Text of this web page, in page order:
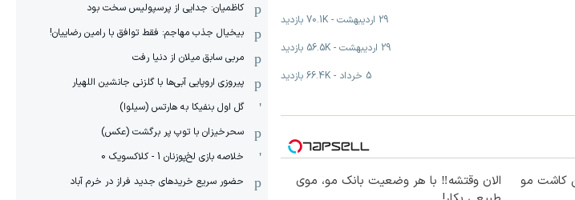
29 اردیبهشت -
70.1K بازدید
29 اردیبهشت -
56.5K بازدید
5 خرداد -
66.4K بازدید
کاشت مو
الان وقتشه‼️ با هر وضعیت بانک مو، موی
کاظمیان: جدایی از پرسپولیس سخت بود
بیخیال جذب مهاجم: فقط توافق با رامین رضاییان!
مربی سابق میلان از دنیا رفت
پیروزی اروپایی آبی‌ها با گلزنی جانشین اللهیار
گل اول بنفیکا به هارتس (سیلوا)
سحرخیزان با توپ پر برگشت (عکس)
خلاصه بازی لخ‌پوزنان 1 - کلاکسویک 0
حضور سریع خریدهای جدید فراز در خرم آباد